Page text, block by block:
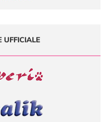
UFFICIALE